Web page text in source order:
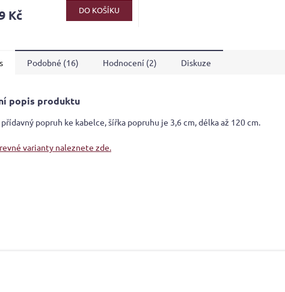
Kč DO KOŠÍKU
Podobné (16) Hodnocení (2) Diskuze
popis produktu
popruh ke kabelce, šířka popruhu je 3,6 cm, délka až 120 cm.
varianty naleznete zde.